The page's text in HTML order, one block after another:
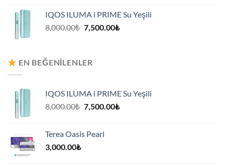
7,500.00₺.
IQOS ILUMA i PRIME Su Yeşili
8,000.00₺ Orijinal
7,500.00₺Şu
EN BEĞENILENLER
IQOS ILUMA i PRIME Su Yeşili
8,000.00₺ Orijinal
7,500.00₺Şu
Terea Oasis Pearl
3,000.00₺